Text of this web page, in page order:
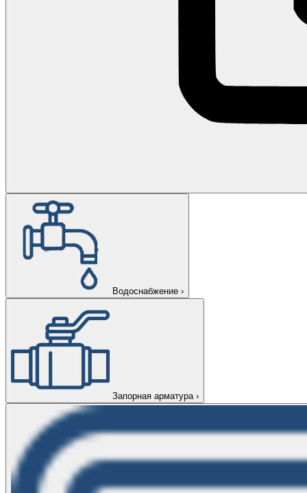
Водоснабжение ›
Запорная арматура ›